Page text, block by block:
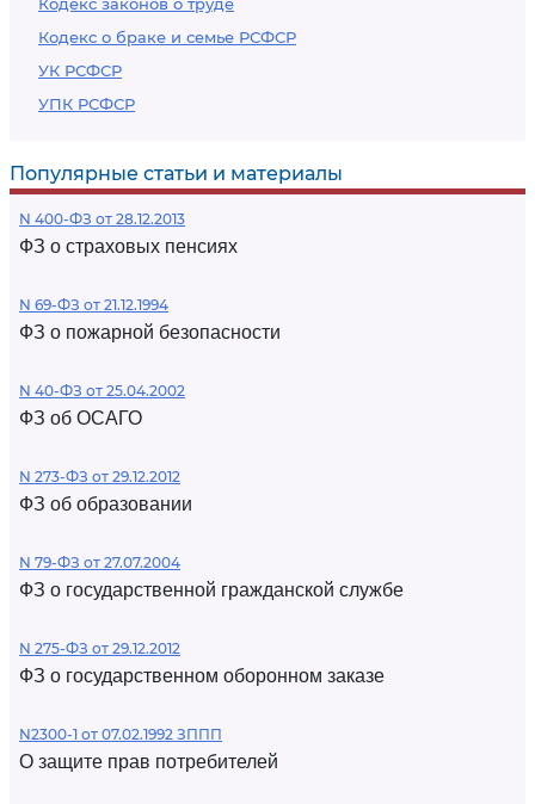
Кодекс о браке и семье РСФСР
УК РСФСР
УПК РСФСР
Популярные статьи и материалы
N 400-ФЗ от 28.12.2013
ФЗ о страховых пенсиях
N 69-ФЗ от 21.12.1994
ФЗ о пожарной безопасности
N 40-ФЗ от 25.04.2002
ФЗ об ОСАГО
N 273-ФЗ от 29.12.2012
ФЗ об образовании
N 79-ФЗ от 27.07.2004
ФЗ о государственной гражданской службе
N 275-ФЗ от 29.12.2012
ФЗ о государственном оборонном заказе
N2300-1 от 07.02.1992 ЗППП
О защите прав потребителей